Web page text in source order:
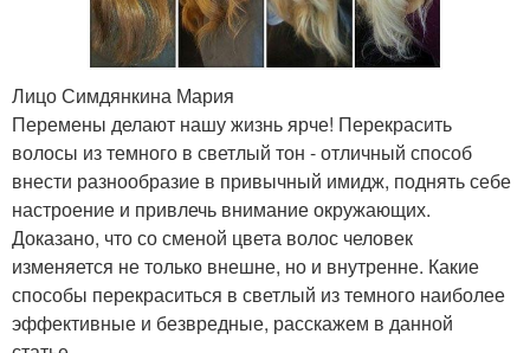
Лицо Симдянкина Мария
Перемены делают нашу жизнь ярче! Перекрасить
волосы из темного в светлый тон - отличный способ
внести разнообразие в привычный имидж, поднять себе
настроение и привлечь внимание окружающих.
Доказано, что со сменой цвета волос человек
изменяется не только внешне, но и внутренне. Какие
способы перекраситься в светлый из темного наиболее
эффективные и безвредные, расскажем в данной